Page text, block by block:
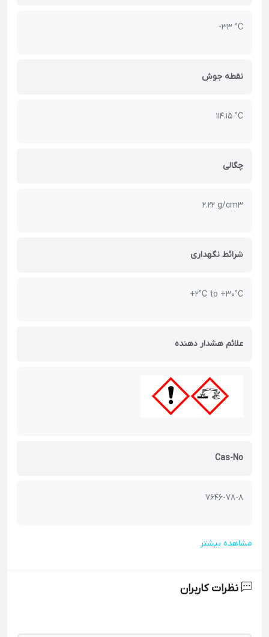
-33 °C
نقطه جوش
114.15 °C
چگالی
2.22 g/cm3
شرائط نگهداری
+2°C to +30°C
علائم هشدار دهنده
Cas-No
7646-78-8
مشاهده بیشتر
نظرات کاربران